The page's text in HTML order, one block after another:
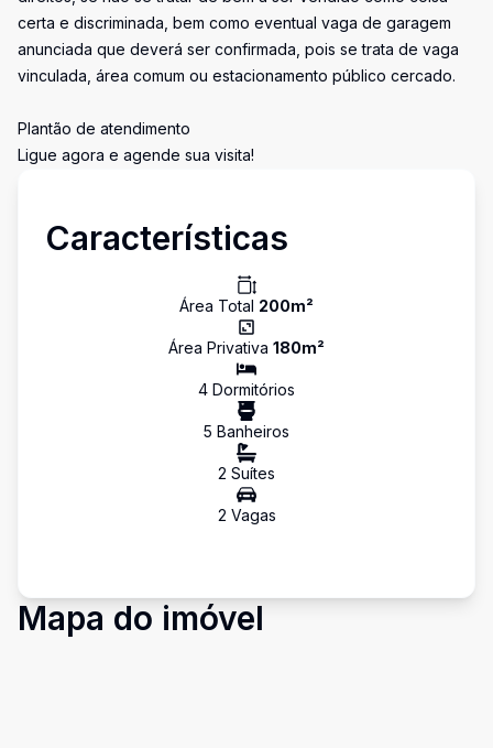
certa e discriminada, bem como eventual vaga de garagem
anunciada que deverá ser confirmada, pois se trata de vaga
vinculada, área comum ou estacionamento público cercado.
Plantão de atendimento
Ligue agora e agende sua visita!
Características
Área Total 200m²
Área Privativa 180m²
4 Dormitórios
5 Banheiros
2 Suítes
2 Vagas
Mapa do imóvel